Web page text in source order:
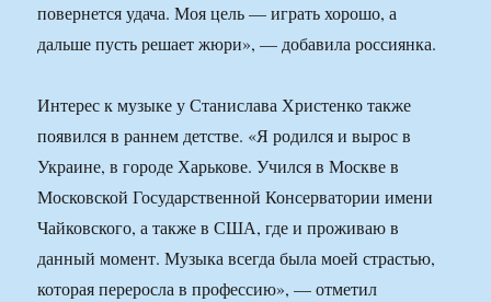
повернется удача. Моя цель — играть хорошо, а
дальше пусть решает жюри», — добавила россиянка.
Интерес к музыке у Станислава Христенко также
появился в раннем детстве. «Я родился и вырос в
Украине, в городе Харькове. Учился в Москве в
Московской Государственной Консерватории имени
Чайковского, а также в США, где и проживаю в
данный момент. Музыка всегда была моей страстью,
которая переросла в профессию», — отметил